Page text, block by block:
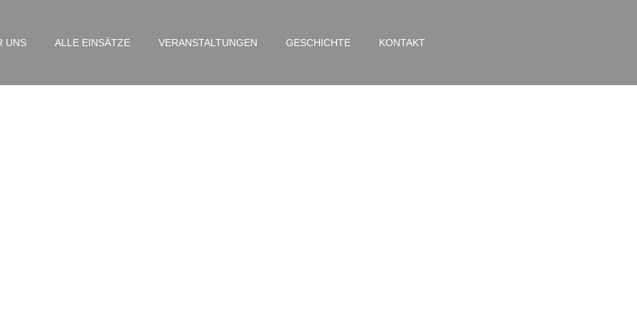
UNS ALLE EINSÄTZE VERANSTALTUNGEN GESCHICHTE KONTAKT